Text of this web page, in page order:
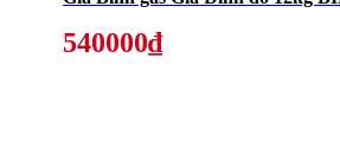
540000₫